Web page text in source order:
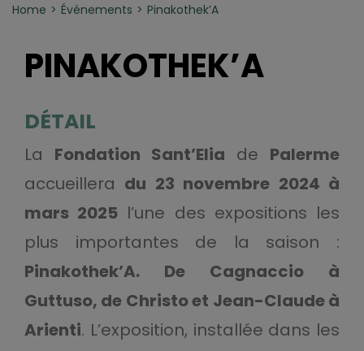
Home Événements Pinakothek’A
PINAKOTHEK’A
DÉTAIL
La Fondation Sant’Elia de Palerme
accueillera du 23 novembre 2024 à
mars 2025 l’une des expositions les
plus importantes de la saison :
Pinakothek’A. De Cagnaccio à
Guttuso, de Christo et Jean-Claude à
Arienti. L’exposition, installée dans les